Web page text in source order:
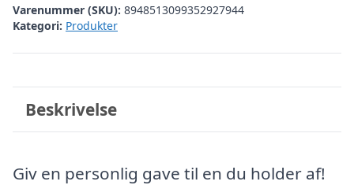
Varenummer (SKU): 8948513099352927944
Kategori: Produkter
Beskrivelse
Giv en personlig gave til en du holder af!